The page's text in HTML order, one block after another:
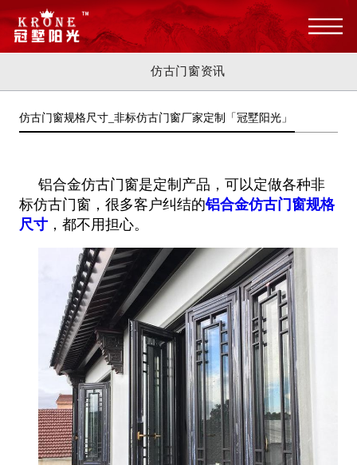
仿古门窗资讯
仿古门窗规格尺寸_非标仿古门窗厂家定制「冠墅阳光」
铝合金仿古门窗是定制产品，可以定做各种非
标仿古门窗，很多客户纠结的铝合金仿古门窗规格
尺寸，都不用担心。